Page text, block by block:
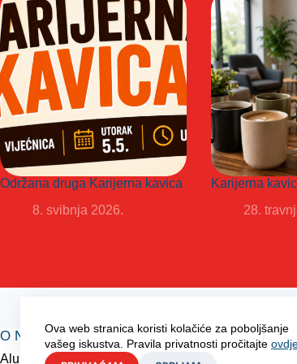
Ova web stranica koristi kolačiće za poboljšanje
vašeg iskustva. Pravila privatnosti pročitajte
Održana druga Karijerna kavica
8. svibnja 2026.
Karijerna
28.
O NAMA
Alumni udruga bivših studenata, suradnika i